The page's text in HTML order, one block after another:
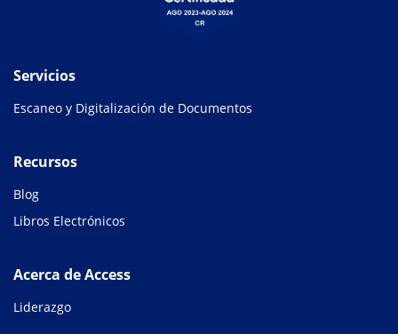
Servicios
Escaneo y Digitalización de Documentos
Recursos
Blog
Libros Electrónicos
Acerca de Access
Liderazgo